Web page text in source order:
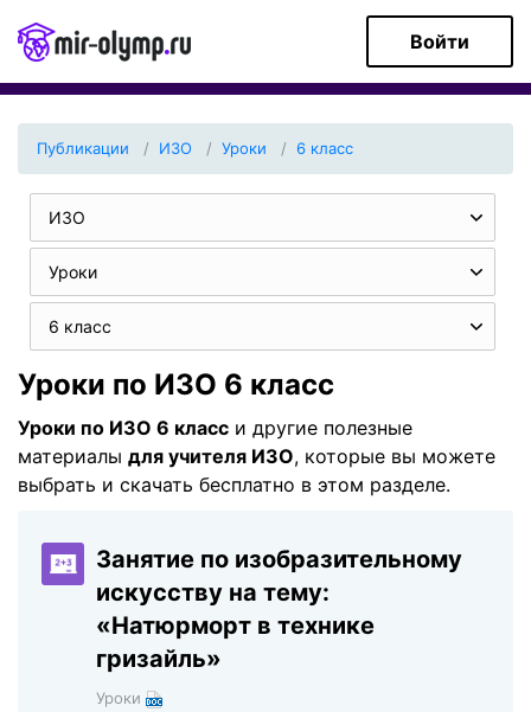
Войти
Публикации ИЗО Уроки 6 класс
ИЗО
Уроки
6 класс
Уроки по ИЗО 6 класс
Уроки по ИЗО 6 класс и другие полезные
материалы для учителя ИЗО, которые вы можете
выбрать и скачать бесплатно в этом разделе.
Занятие по изобразительному
искусству на тему:
«Натюрморт в технике
гризайль»
Уроки